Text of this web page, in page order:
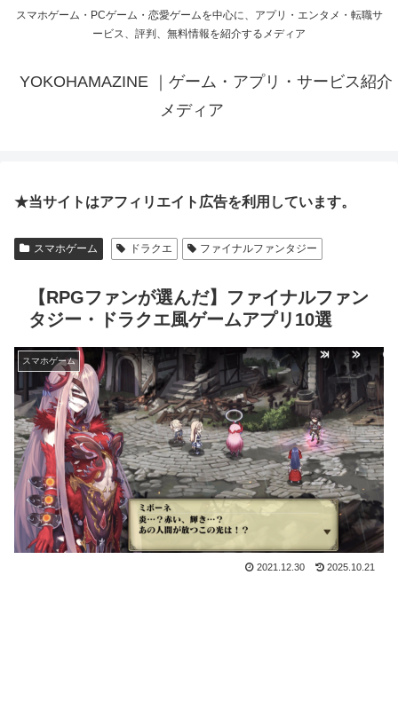
スマホゲーム・PCゲーム・恋愛ゲームを中心に、アプリ・エンタメ・転職サ
ービス、評判、無料情報を紹介するメディア
YOKOHAMAZINE ｜ゲーム・アプリ・サービス紹介
メディア
★当サイトはアフィリエイト広告を利用しています。
スマホゲーム ドラクエ ファイナルファンタジー
【RPGファンが選んだ】ファイナルファン
タジー・ドラクエ風ゲームアプリ10選
スマホゲーム
2021.12.30 2025.10.21